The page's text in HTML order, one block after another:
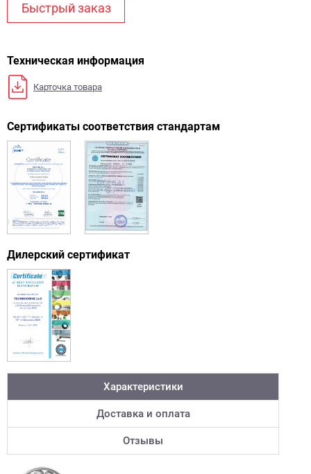
Быстрый заказ
Техническая информация
Карточка товара
Сертификаты соответствия стандартам
Дилерский сертификат
Характеристики
Доставка и оплата
Отзывы